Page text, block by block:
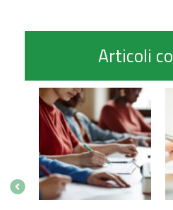
Articoli